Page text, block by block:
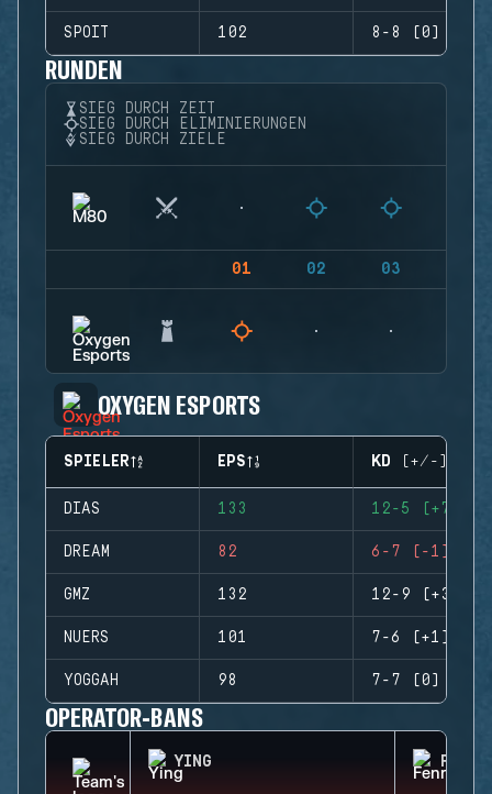
SPOIT 102 8-8 (0)
RUNDEN
SIEG DURCH ZEIT
SIEG DURCH ELIMINIERUNGEN
SIEG DURCH ZIELE
01 02 03
OXYGEN ESPORTS
SPIELER EPS KD (+/-)
DIAS 133 12-5 (+7)
DREAM 82 6-7 (-1)
GMZ 132 12-9 (+3)
NUERS 101 7-6 (+1)
YOGGAH 98 7-7 (0)
OPERATOR-BANS
YING